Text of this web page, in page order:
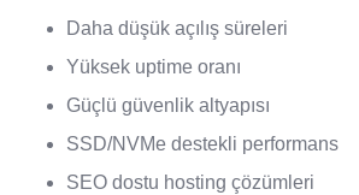
Daha düşük açılış süreleri
Yüksek uptime oranı
Güçlü güvenlik altyapısı
SSD/NVMe destekli performans
SEO dostu hosting çözümleri